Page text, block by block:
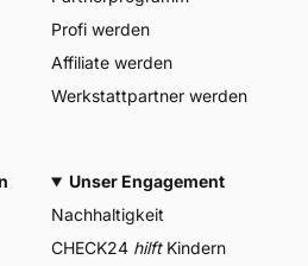
Profi werden
Affiliate werden
Werkstattpartner werden
Unser Engagement
Nachhaltigkeit
CHECK24 hilftKindern